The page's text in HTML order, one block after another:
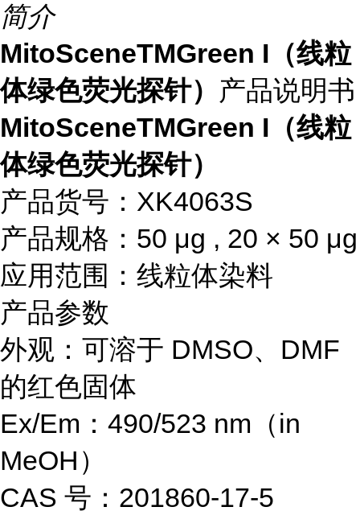
简介
MitoSceneTMGreen I（线粒
体绿色荧光探针） 产品说明书
MitoSceneTMGreen I（线粒
体绿色荧光探针）
产品货号：XK4063S
产品规格：50 μg , 20 × 50 μg
应用范围：线粒体染料
产品参数
外观：可溶于 DMSO、DMF
的红色固体
Ex/Em：490/523 nm（in
MeOH）
CAS 号：201860-17-5